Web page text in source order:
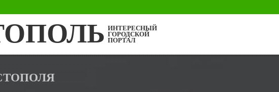
ИНТЕРЕСНЫЙ
ГОРОДСКОЙ
ПОРТАЛ